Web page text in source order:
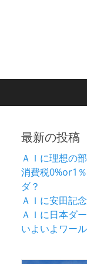
最新の投稿
ＡＩに理想の
消費税0%or1
ダ？
ＡＩに安田記
ＡＩに日本ダ
いよいよワー